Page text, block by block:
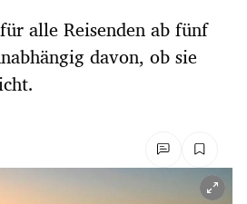
alle Reisenden ab fünf
davon, ob sie